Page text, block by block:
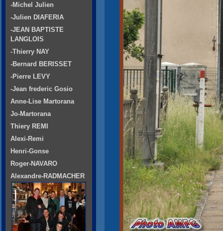
-Michel Julien
-Julien DIAFERIA
-JEAN BAPTISTE
LANGLOIS
-Thierry NAY
-Bernard BERISSET
-Pierre LEVY
-Jean frederic Gosio
Anne-Lise Martorana
Jo-Martorana
Thiery REMI
Alexi-Remi
Henri-Gonse
Roger-NAVARO
Alexandre-RADMACHER